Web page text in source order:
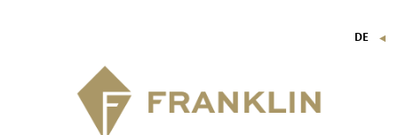
DE ▼